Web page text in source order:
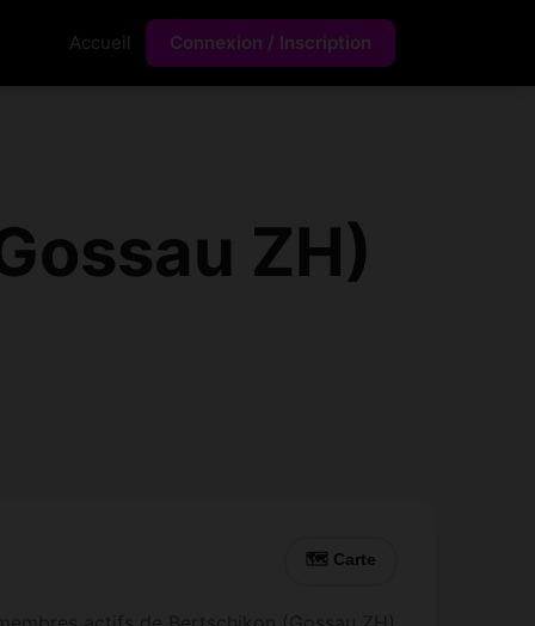
Accueil Connexion / Inscription
ZH)
🗺 Carte